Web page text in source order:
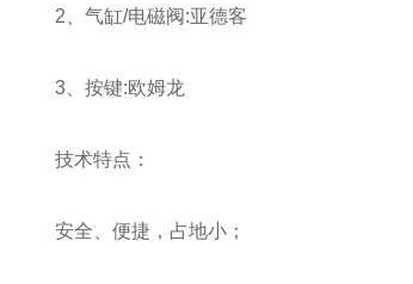
2、气缸/电磁阀:亚德客
3、按键:欧姆龙
技术特点：
安全、便捷，占地小；